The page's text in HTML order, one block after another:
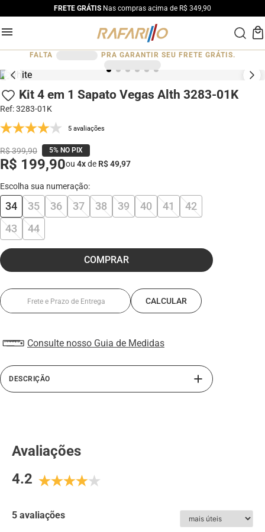
FRETE GRÁTIS Nas compras acima de R$ 349,90
FALTA PRA GARANTIR SEU FRETE GRÁTIS.
Kit 4 em 1 Sapato Vegas Alth 3283-01K
Ref:3283-01K
5 avaliações
R$ 399,90 5% NO PIX
R$ 199,90ou 4xde R$ 49,97
34 35 36 37 38 39 40 41
42
43
44
COMPRAR
Consulte nosso Guia de Medidas
DESCRIÇÃO
sapato masculino oferece mais conforto e segurança ao
caminhar com seu sapato de couro. Perfeito para homens
derramado somado ao salto externo do sapato, atinge até
com elástico, facilitando o calce.
Avaliações
4.2
5 avaliações